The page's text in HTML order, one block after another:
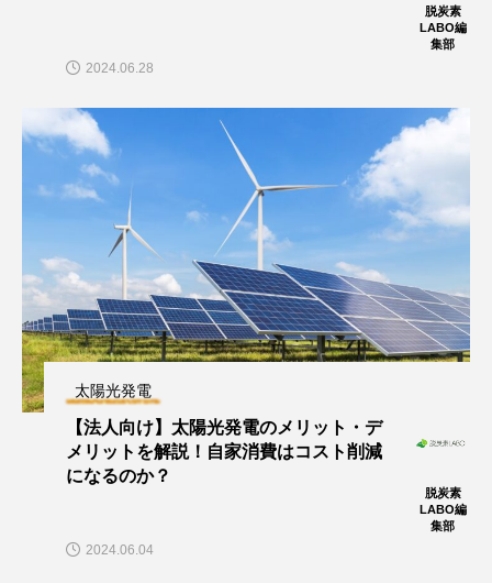
脱炭素
LABO編
集部
2024.06.28
太陽光発電
【法人向け】太陽光発電のメリット・デ
メリットを解説！自家消費はコスト削減
になるのか？
脱炭素
LABO編
集部
2024.06.04